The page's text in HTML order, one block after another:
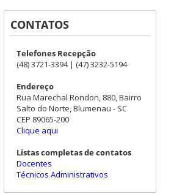
CONTATOS
Telefones Recepção
(48) 3721-3394 | (47) 3232-5194
Endereço
Rua Marechal Rondon, 880, Bairro
Salto do Norte, Blumenau - SC
CEP 89065-200
Clique aqui
Listas completas de contatos
Docentes
Técnicos Administrativos